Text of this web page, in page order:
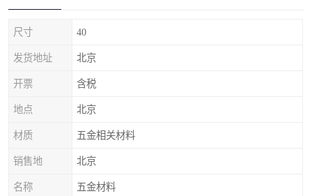
尺寸 40
发货地址 北京
开票 含税
地点 北京
材质 五金相关材料
销售地 北京
名称 五金材料